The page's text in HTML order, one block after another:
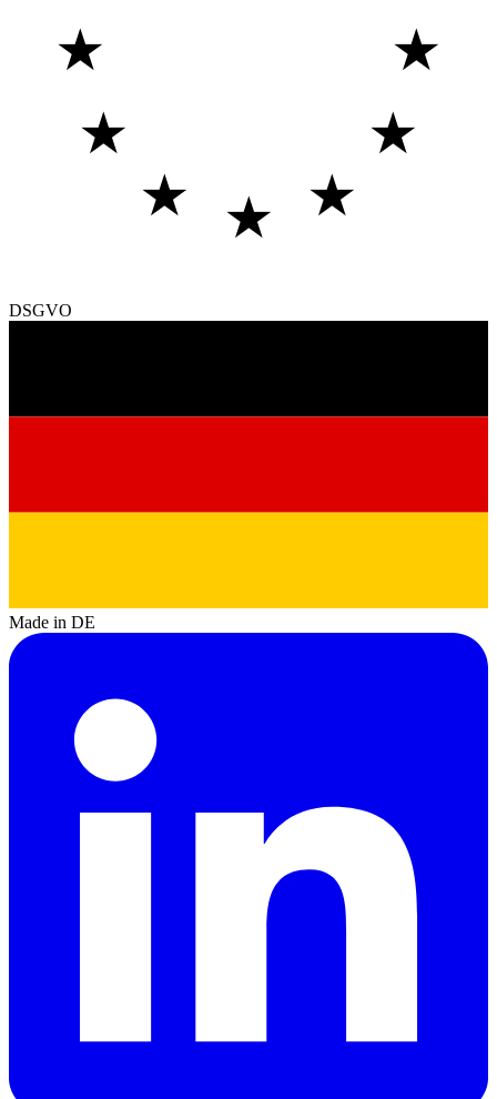
★
★
★
★
★
★
★
DSGVO
Made in DE